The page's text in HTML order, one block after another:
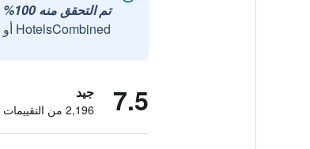
تم التحقق منه 100%
HotelsCombined أو مع شركائنا الخارجيين الموثوقين.
7.5 جيد
2,196 من التقييمات تم التحقق منها